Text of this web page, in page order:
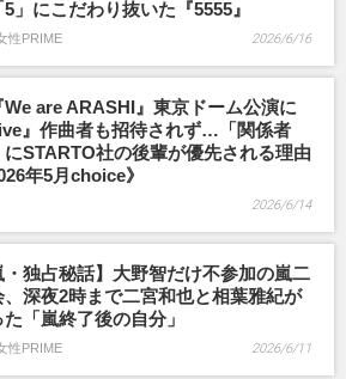
」にこだわり抜いた『5555』
性PRIME 2026/6/16
We are ARASHI』東京ドーム公演に
』作曲者も招待されず…「関係者
にSTARTO社の後輩が優先される理由
年5月choice》
2026/6/14
・独占秘話】大野智だけ不参加の嵐二
、深夜2時まで二宮和也と相葉雅紀が
「嵐終了後の自分」
性PRIME 2026/6/11